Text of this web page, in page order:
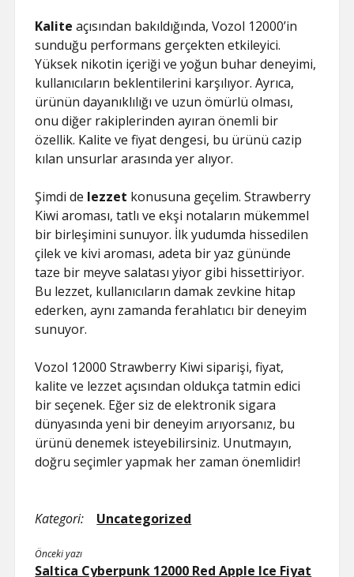
Kalite açısından bakıldığında, Vozol 12000’in
sunduğu performans gerçekten etkileyici.
Yüksek nikotin içeriği ve yoğun buhar deneyimi,
kullanıcıların beklentilerini karşılıyor. Ayrıca,
ürünün dayanıklılığı ve uzun ömürlü olması,
onu diğer rakiplerinden ayıran önemli bir
özellik. Kalite ve fiyat dengesi, bu ürünü cazip
kılan unsurlar arasında yer alıyor.
Şimdi de lezzet konusuna geçelim. Strawberry
Kiwi aroması, tatlı ve ekşi notaların mükemmel
bir birleşimini sunuyor. İlk yudumda hissedilen
çilek ve kivi aroması, adeta bir yaz gününde
taze bir meyve salatası yiyor gibi hissettiriyor.
Bu lezzet, kullanıcıların damak zevkine hitap
ederken, aynı zamanda ferahlatıcı bir deneyim
sunuyor.
Vozol 12000 Strawberry Kiwi siparişi, fiyat,
kalite ve lezzet açısından oldukça tatmin edici
bir seçenek. Eğer siz de elektronik sigara
dünyasında yeni bir deneyim arıyorsanız, bu
ürünü denemek isteyebilirsiniz. Unutmayın,
doğru seçimler yapmak her zaman önemlidir!
Kategori: Uncategorized
Önceki yazı
Saltica Cyberpunk 12000 Red Apple Ice Fiyat